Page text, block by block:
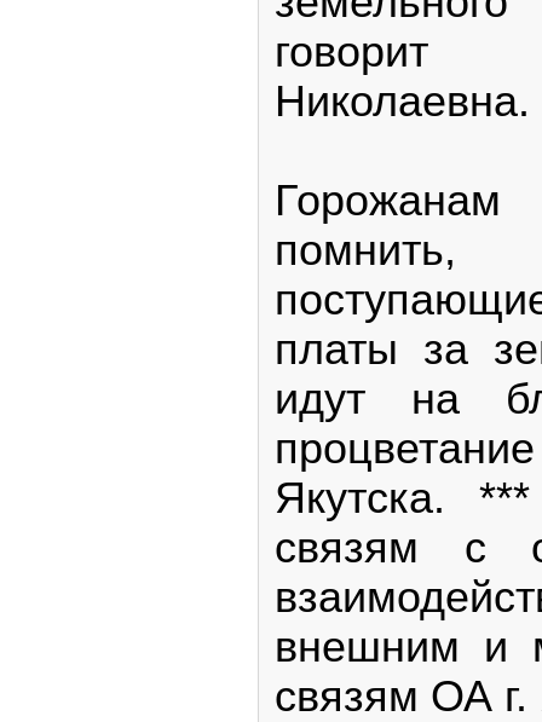
Николаевна.
платы за
идут на
Якутска.
связям с
внешним и
связям ОА г.